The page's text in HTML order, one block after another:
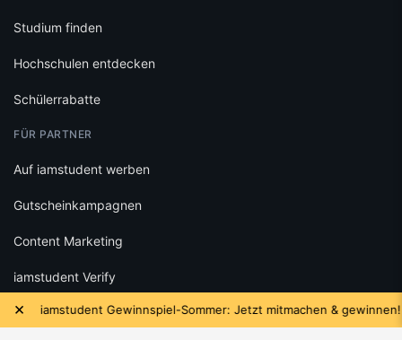
×iamstudent Gewinnspiel-Sommer: Jetzt mitmachen & gewinnen!
Studium finden
Hochschulen entdecken
Schülerrabatte
FÜR PARTNER
Auf iamstudent werben
Gutscheinkampagnen
Content Marketing
iamstudent Verify